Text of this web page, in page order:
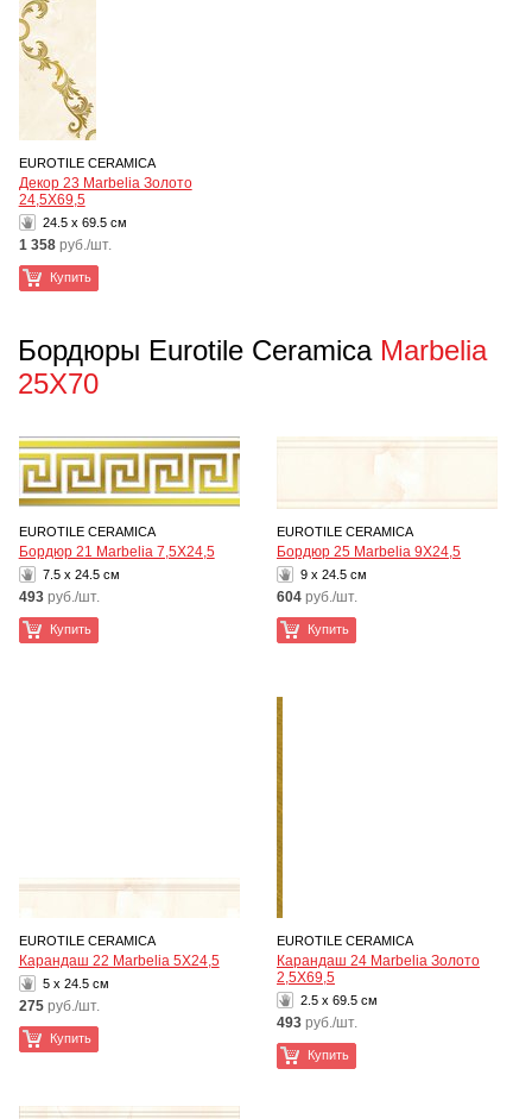
EUROTILE CERAMICA
Декор 23 Marbelia Золото
24,5Х69,5
24.5 x 69.5 см
1 358 руб./шт.
Купить
Бордюры Eurotile Ceramica Marbelia
25X70
EUROTILE CERAMICA
Бордюр 21 Marbelia 7,5Х24,5
7.5 x 24.5 см
493 руб./шт.
Купить
EUROTILE CERAMICA
Бордюр 25 Marbelia 9Х24,5
9 x 24.5 см
604 руб./шт.
Купить
EUROTILE CERAMICA
Карандаш 22 Marbelia 5Х24,5
5 x 24.5 см
275 руб./шт.
Купить
EUROTILE CERAMICA
Карандаш 24 Marbelia Золото
2,5Х69,5
2.5 x 69.5 см
493 руб./шт.
Купить